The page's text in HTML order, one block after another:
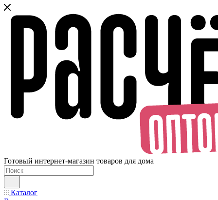
Готовый интернет-магазин товаров для дома
Каталог